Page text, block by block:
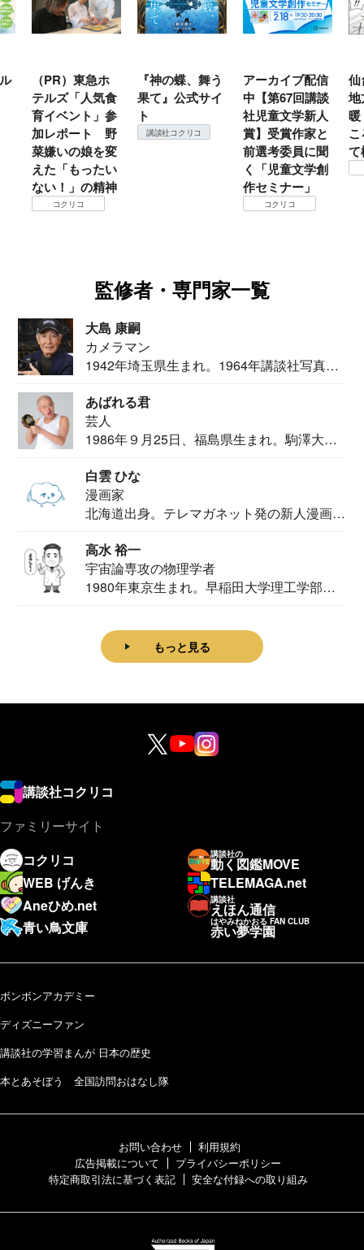
（PR）東急ホ
テルズ「人気食
育イベント」参
加レポート 野
菜嫌いの娘を変
えた「もったい
ない！」の精神
コクリコ
『神の蝶、舞う
果て』公式サイ
ト
講談社コクリコ
アーカイブ配信
中【第67回講談
社児童文学新人
賞】受賞作家と
前選考委員に聞
く「児童文学創
作セミナー」
コクリコ
仙
地
て
監修者・専門家一覧
大島 康嗣
カメラマン
1942年埼玉県生まれ。1964年講談社写真部
あばれる君
芸人
1986年９月25日、福島県生まれ。駒澤大学
白雲 ひな
漫画家
北海道出身。テレマガネット発の新人漫画
高水 裕一
宇宙論専攻の物理学者
1980年東京生まれ。早稲田大学理工学部物
もっと見る
講談社コクリコ
ファミリーサイト
コクリコ
講談社の
動く図鑑MOVE
WEB げんき
TELEMAGA.net
Aneひめ.net
講談社
えほん通信
青い鳥文庫
はやみねかおる FAN CLUB
赤い夢学園
ボンボンアカデミー
ディズニーファン
講談社の学習まんが 日本の歴史
本とあそぼう 全国訪問おはなし隊
お問い合わせ
利用規約
広告掲載について
プライバシーポリシー
特定商取引法に基づく表記
安全な付録への取り組み